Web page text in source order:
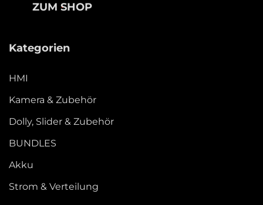
ZUM SHOP
Kategorien
HMI
Kamera & Zubehör
Dolly, Slider & Zubehör
BUNDLES
Akku
Strom & Verteilung